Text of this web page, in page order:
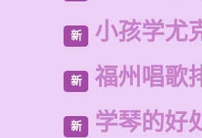
新 小孩学尤
新 福州唱歌
新 学琴的好